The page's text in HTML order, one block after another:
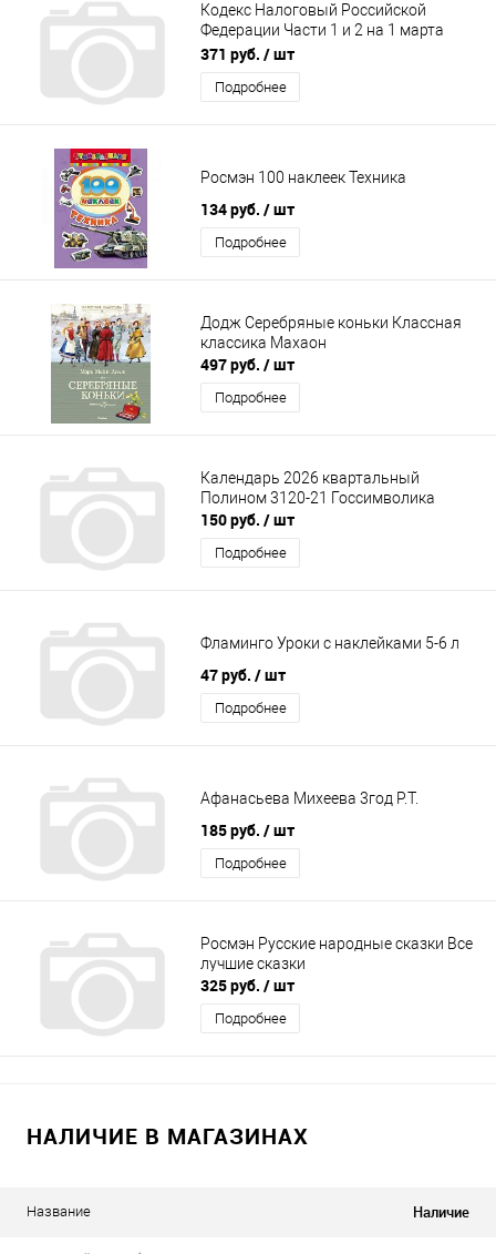
Кодекс Налоговый Российской
Федерации Части 1 и 2 на 1 марта
2021
371 руб. / шт
Подробнее
Росмэн 100 наклеек Техника
134 руб. / шт
Подробнее
Додж Серебряные коньки Классная
классика Махаон
497 руб. / шт
Подробнее
Календарь 2026 квартальный
Полином 3120-21 Госсимволика
150 руб. / шт
Подробнее
Фламинго Уроки с наклейками 5-6 л
47 руб. / шт
Подробнее
Афанасьева Михеева 3год Р.Т.
185 руб. / шт
Подробнее
Росмэн Русские народные сказки Все
лучшие сказки
325 руб. / шт
Подробнее
НАЛИЧИЕ В МАГАЗИНАХ
Название Наличие